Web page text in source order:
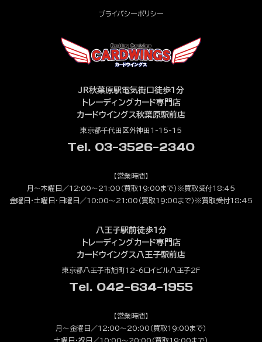
プライバシーポリシー
JR秋葉原駅電気街口徒歩1分
トレーディングカード専門店
カードウイングス秋葉原駅前店
東京都千代田区外神田1-15-15
Tel. 03-3526-2340
【営業時間】
月～木曜日／12:00～21:00（買取19:00まで）※買取受付18:45
金曜日・土曜日・日曜日／10:00～21:00（買取19:00まで）※買取受付18:45
八王子駅前徒歩1分
トレーディングカード専門店
カードウイングス八王子駅前店
東京都八王子市旭町12-6ロイビル八王子2F
Tel. 042-634-1955
【営業時間】
月～金曜日／12:00～20:00（買取19:00まで）
土曜日・祝日／10:00～20:00（買取19:00まで）